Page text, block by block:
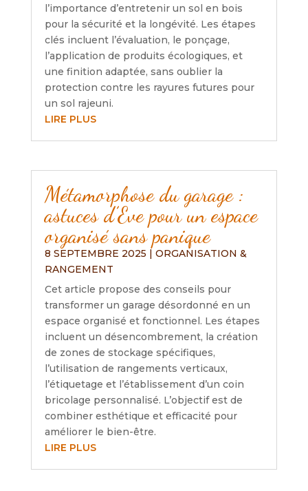
l’importance d’entretenir un sol en bois
pour la sécurité et la longévité. Les étapes
clés incluent l’évaluation, le ponçage,
l’application de produits écologiques, et
une finition adaptée, sans oublier la
protection contre les rayures futures pour
un sol rajeuni.
LIRE PLUS
Métamorphose du garage :
astuces d’Eve pour un espace
organisé sans panique
8 SEPTEMBRE 2025 | ORGANISATION &
RANGEMENT
Cet article propose des conseils pour
transformer un garage désordonné en un
espace organisé et fonctionnel. Les étapes
incluent un désencombrement, la création
de zones de stockage spécifiques,
l’utilisation de rangements verticaux,
l’étiquetage et l’établissement d’un coin
bricolage personnalisé. L’objectif est de
combiner esthétique et efficacité pour
améliorer le bien-être.
LIRE PLUS